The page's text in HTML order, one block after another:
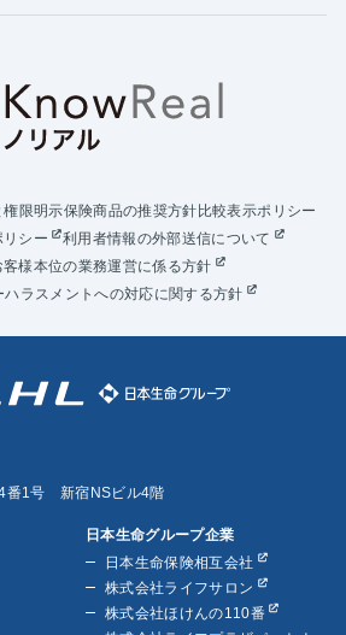
限明示保険商品の推奨方針比較表示ポリシー
シー
利用者情報の外部送信について
客様本位の業務運営に係る方針
ハラスメントへの対応に関する方針
番1号 新宿NSビル4階
日本生命グループ企業
日本生命保険相互会社
株式会社ライフサロン
株式会社ほけんの110番